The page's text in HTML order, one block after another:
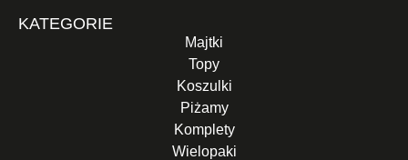
KATEGORIE
Majtki
Topy
Koszulki
Piżamy
Komplety
Wielopaki